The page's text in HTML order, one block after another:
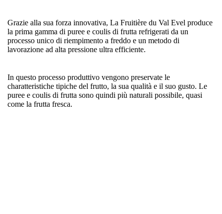
Grazie alla sua forza innovativa, La Fruitière du Val Evel produce
la prima gamma di puree e coulis di frutta refrigerati da un
processo unico di riempimento a freddo e un metodo di
lavorazione ad alta pressione ultra efficiente.
In questo processo produttivo vengono preservate le
charatteristiche tipiche del frutto, la sua qualità e il suo gusto. Le
puree e coulis di frutta sono quindi più naturali possibile, quasi
come la frutta fresca.